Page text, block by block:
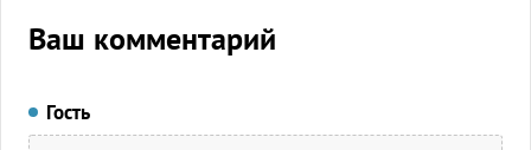
Ваш комментарий
Гость